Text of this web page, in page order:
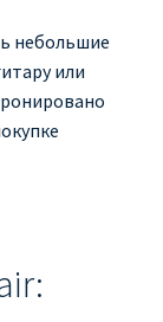
небольшие
или